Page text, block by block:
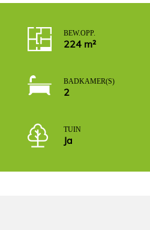
BEW. OPP.
224 m²
BADKAMER(S)
2
TUIN
Ja